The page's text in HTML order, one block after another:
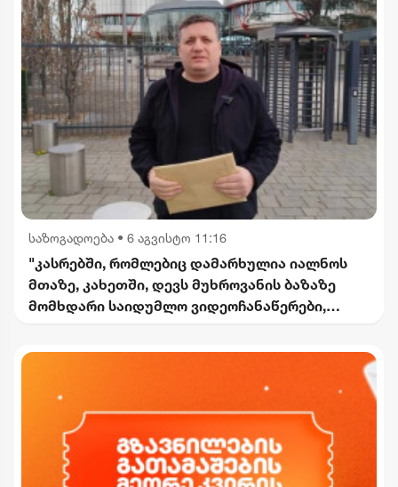
საზოგადოება • 6 აგვისტო 11:16
"კასრებში, რომლებიც დამარხულია იალნოს
მთაზე, კახეთში, დევს მუხროვანის ბაზაზე
მომხდარი საიდუმლო ვიდეოჩანაწერები,